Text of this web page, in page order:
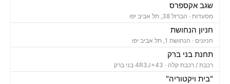
שגב אקספרס
מסעדות · הברזל 38, תל אביב יפו
חניון הנחושת
חניונים · הנחושת 1, תל אביב יפו
תחנת בני ברק
רכבת / רכבת קלה ·
"בית ויקטוריה"